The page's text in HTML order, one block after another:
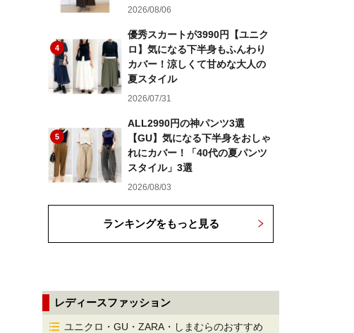
2026/08/06
4
優秀スカートが3990円【ユニク
ロ】気になる下半身もふんわり
カバー！涼しくて甘めな大人の
夏スタイル
2026/07/31
5
ALL2990円の神パンツ3選
【GU】気になる下半身をおしゃ
れにカバー！「40代の夏パンツ
スタイル」3選
2026/08/03
ランキングをもっと見る
レディースファッション
ユニクロ・GU・ZARA・しまむらのおすすめ